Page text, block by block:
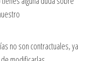
no son contractuales, ya